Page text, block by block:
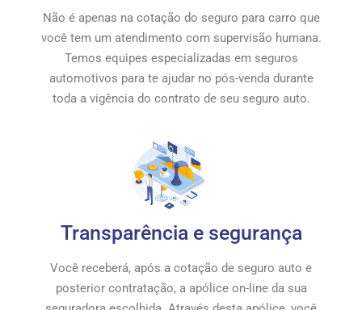
Não é apenas na cotação do seguro para carro que
você tem um atendimento com supervisão humana.
Temos equipes especializadas em seguros
automotivos para te ajudar no pós-venda durante
toda a vigência do contrato de seu seguro auto.
Transparência e segurança
Você receberá, após a cotação de seguro auto e
posterior contratação, a apólice on-line da sua